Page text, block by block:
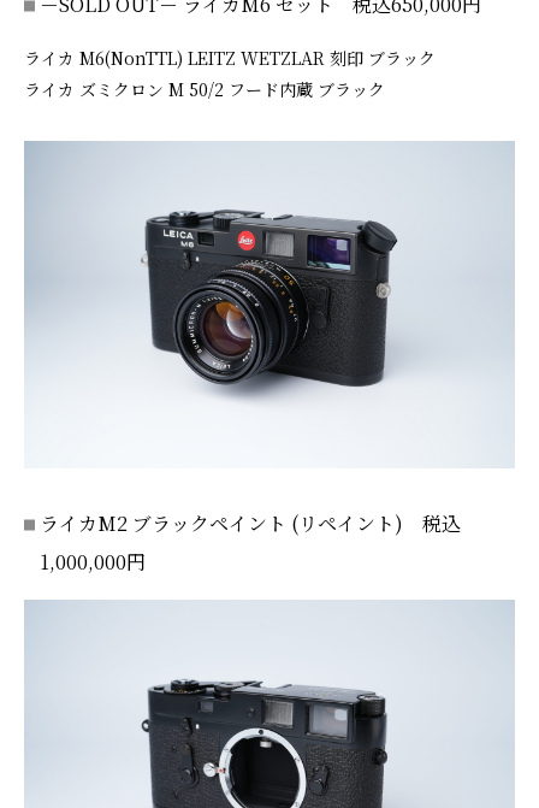
ライカ M6(NonTTL) LEITZ WETZLAR 刻印 ブラック
ライカ ズミクロン M 50/2 フード内蔵 ブラック
ライカM2 ブラックペイント (リペイント) 税込
1,000,000円